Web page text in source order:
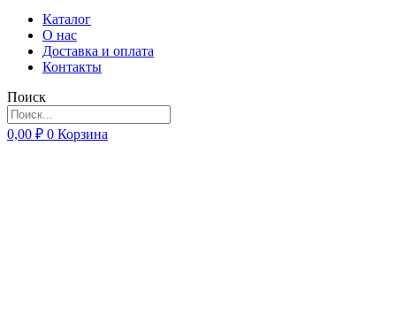
Каталог
О нас
Доставка и оплата
Контакты
Поиск
0,00 ₽ 0 Корзина